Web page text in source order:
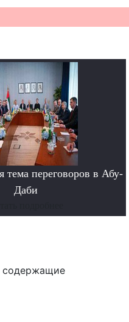
тема переговоров в Абу-
Даби
содержащие